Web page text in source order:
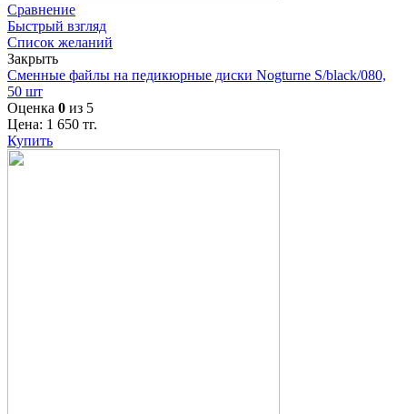
Сравнение
Быстрый взгляд
Список желаний
Закрыть
Сменные файлы на педикюрные диски Nogturne S/black/080,
50 шт
Оценка 0 из 5
Цена: 1 650 тг.
Купить